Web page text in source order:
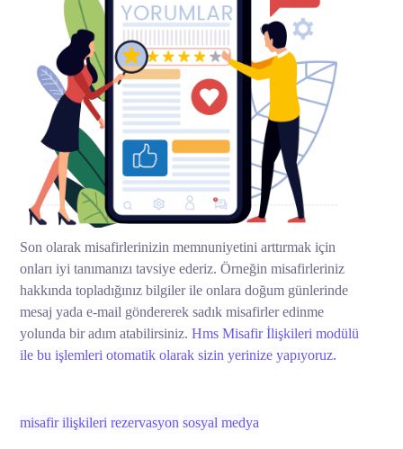
Son olarak misafirlerinizin memnuniyetini arttırmak için
onları iyi tanımanızı tavsiye ederiz. Örneğin misafirleriniz
hakkında topladığınız bilgiler ile onlara doğum günlerinde
mesaj yada e-mail göndererek sadık misafirler edinme
yolunda bir adım atabilirsiniz.Hms Misafir İlişkileri modülü
ile bu işlemleri otomatik olarak sizin yerinize yapıyoruz.
misafir ilişkileri rezervasyon sosyal medya